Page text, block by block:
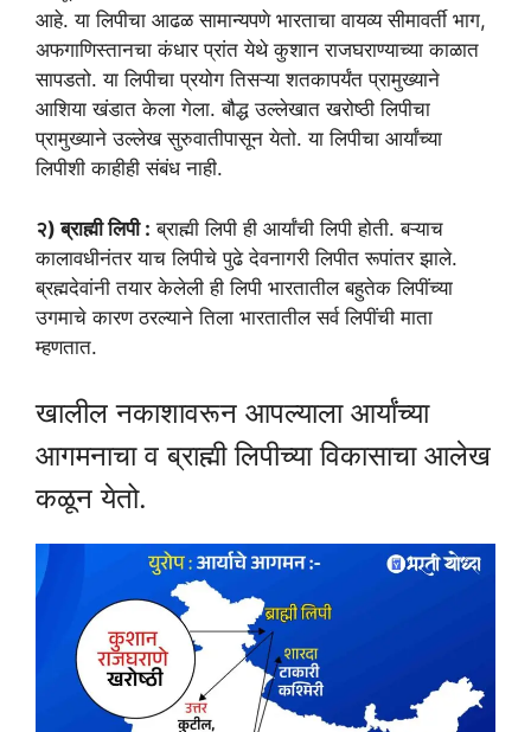
आहे. या लिपीचा आढळ सामान्यपणे भारताचा वायव्य सीमावर्ती भाग,
अफगाणिस्तानचा कंधार प्रांत येथे कुशान राजघराण्याच्या काळात
सापडतो. या लिपीचा प्रयोग तिसऱ्या शतकापर्यंत प्रामुख्याने
आशिया खंडात केला गेला. बौद्ध उल्लेखात खरोष्ठी लिपीचा
प्रामुख्याने उल्लेख सुरुवातीपासून येतो. या लिपीचा आर्यांच्या
लिपीशी काहीही संबंध नाही.
२) ब्राह्मी लिपी : ब्राह्मी लिपी ही आर्यांची लिपी होती. बऱ्याच
कालावधीनंतर याच लिपीचे पुढे देवनागरी लिपीत रूपांतर झाले.
ब्रह्मदेवांनी तयार केलेली ही लिपी भारतातील बहुतेक लिपींच्या
उगमाचे कारण ठरल्याने तिला भारतातील सर्व लिपींची माता
म्हणतात.
खालील नकाशावरून आपल्याला आर्यांच्या
आगमनाचा व ब्राह्मी लिपीच्या विकासाचा आलेख
कळून येतो.